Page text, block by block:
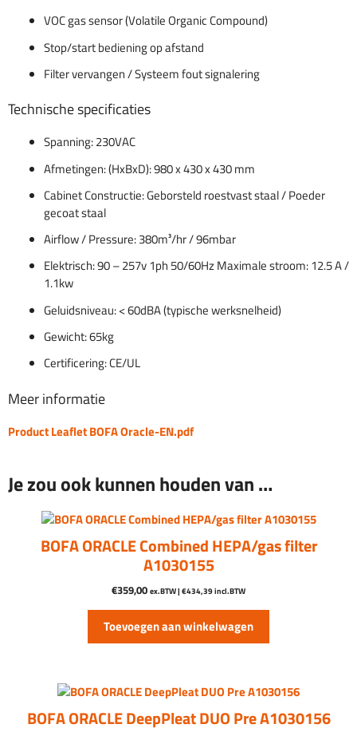
VOC gas sensor (Volatile Organic Compound)
Stop/start bediening op afstand
Filter vervangen / Systeem fout signalering
Technische specificaties
Spanning: 230VAC
Afmetingen: (HxBxD): 980 x 430 x 430 mm
Cabinet Constructie: Geborsteld roestvast staal / Poeder
gecoat staal
Airflow / Pressure: 380m³/hr / 96mbar
Elektrisch: 90 – 257v 1ph 50/60Hz Maximale stroom: 12.5 A /
1.1kw
Geluidsniveau: < 60dBA (typische werksnelheid)
Gewicht: 65kg
Certificering: CE/UL
Meer informatie
Product Leaflet BOFA Oracle-EN.pdf
Je zou ook kunnen houden van …
BOFA ORACLE Combined HEPA/gas filter
A1030155
€359,00 ex.BTW | €434,39incl.BTW
Toevoegen aan winkelwagen
BOFA ORACLE DeepPleat DUO Pre A1030156